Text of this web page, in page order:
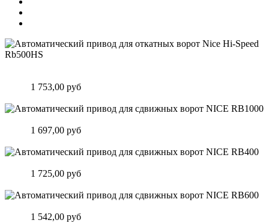
1 753,00 руб
1 697,00 руб
1 725,00 руб
1 542,00 руб